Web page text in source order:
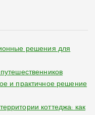
решения для
и практичное решение
коттеджа: как